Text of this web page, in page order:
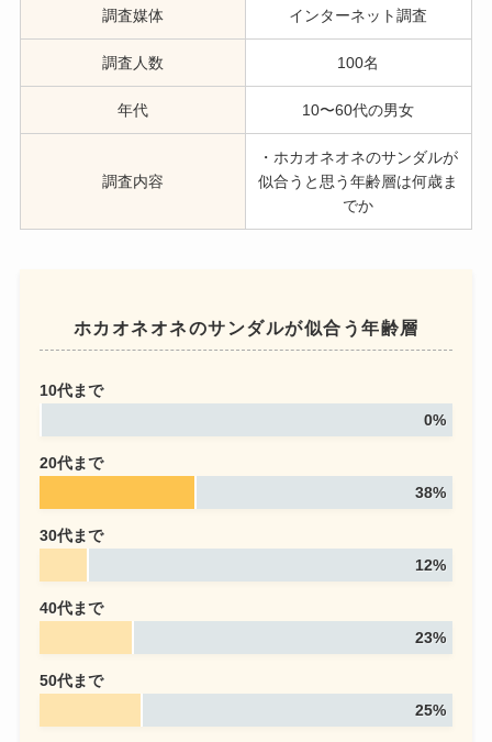
調査媒体 インターネット調査
調査人数 100名
年代 10〜60代の男女
調査内容
・ホカオネオネのサンダルが
似合うと思う年齢層は何歳ま
でか
ホカオネオネのサンダルが似合う年齢層
10代まで
0%
20代まで
38%
30代まで
12%
40代まで
23%
50代まで
25%